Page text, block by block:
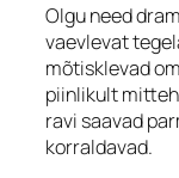
Olgu need
vaevlevat
mõtisklevad
piinlikult
ravi saavad
korraldavad.